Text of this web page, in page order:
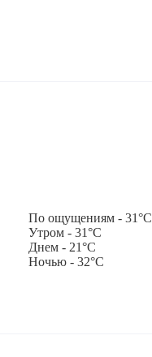
По ощущениям - 31°C
Утром - 31°C
Днем - 21°C
Ночью - 32°C